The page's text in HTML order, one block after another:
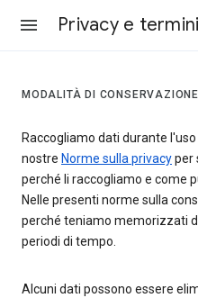
Privacy e termini
MODALITÀ DI
Raccogliamo dati durante
nostre Norme sulla privacyper
perché li raccogliamo e come
Nelle presenti norme sulla
perché teniamo memorizzati
periodi di tempo.
Alcuni dati possono essere